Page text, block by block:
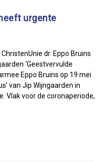
urgente
dr. Eppo Bruins
‘Geestvervulde
Eppo Bruins op 19 mei
van Jip Wijngaarden in
Vlak voor de coronaperiode,